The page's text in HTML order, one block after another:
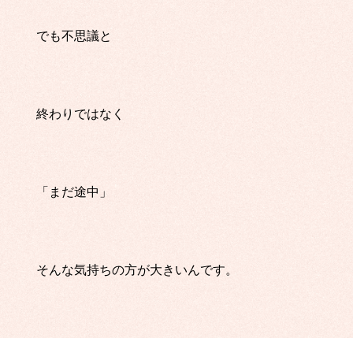
でも不思議と
終わりではなく
「まだ途中」
そんな気持ちの方が大きいんです。